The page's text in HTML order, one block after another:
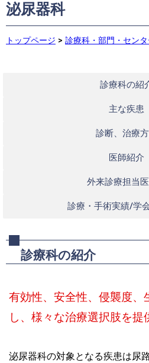
泌尿器科
トップページ > 診療科・部門・セン
診療科の紹
主な疾患
診断、治療
医師紹介
外来診療担当
診療・手術実績/学
診療科の紹介
有効性、安全性、侵襲度、
し、様々な治療選択肢を提
泌尿器科の対象となる疾患は尿